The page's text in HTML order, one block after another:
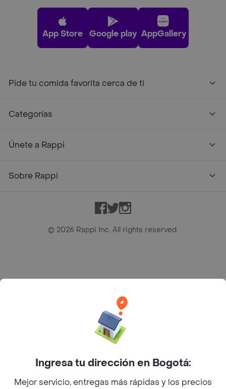
App Store Google play AppGallery
Pide tu comida favorita cerca de ti
Categorías
Únete a Rappi
Sobre Rappi
Facebook
TwitterInstagram
© 2026 Rappi Inc. All rights reserved.
Bogotá D.C. --- notificacionesrappi@rappi.com
Ingresa tu dirección en Bogotá:
Mejor servicio, entregas más rápidas y los precios